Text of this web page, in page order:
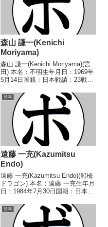
森山 謙一(Kenichi
Moriyama)
森山 謙一(Kenichi Moriyama)(宮
田) 本名：不明生年月日：1969年
5月14日国籍：日本戦績：23戦11
ル】なし 【戦歴】1992/06/08
●1RTKO 佐藤 輝明(エイティー
ン古河...
日本
遠藤 一充(Kazumitsu
Endo)
遠藤 一充(Kazumitsu Endo)(船橋
ドラゴン) 本名：遠藤 一充生年月
日：1984年7月30日国籍：日本戦
得タイトル】なし 【戦歴】
2003/11/27 ○2RKO 植木 秀利
(ワタナベ)...
日本